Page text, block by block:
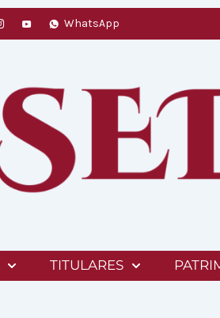
WhatsApp
TITULARES